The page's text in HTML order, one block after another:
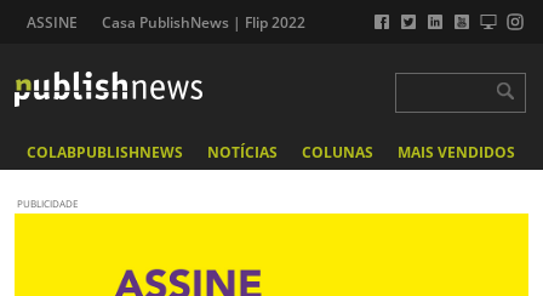
ASSINE Casa PublishNews | Flip 2022
COLABPUBLISHNEWS NOTÍCIAS COLUNAS MAIS VENDIDOS
PUBLICIDADE